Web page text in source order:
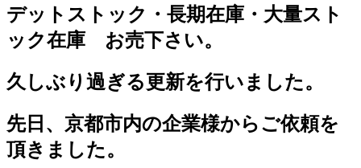
デットストック・長期在庫・大量スト
ック在庫 お売下さい。
久しぶり過ぎる更新を行いました。
先日、京都市内の企業様からご依頼を
頂きました。